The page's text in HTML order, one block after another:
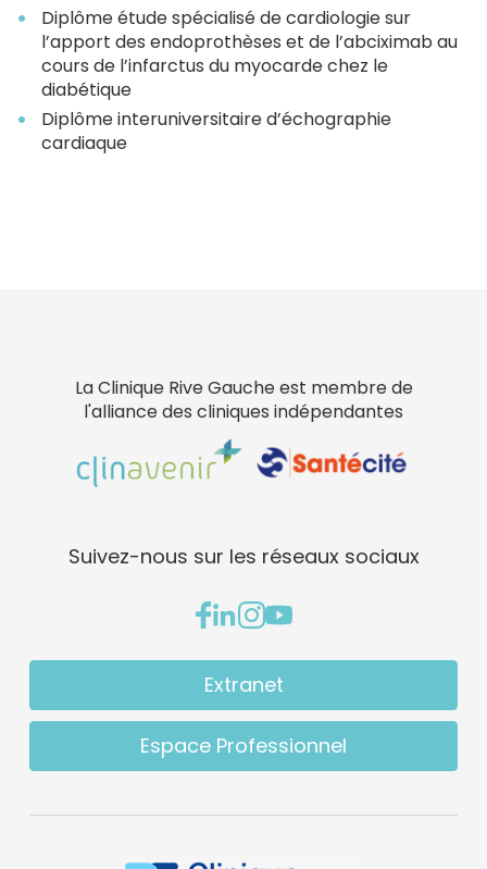
Diplôme étude spécialisé de cardiologie sur
l’apport des endoprothèses et de l’abciximab au
cours de l’infarctus du myocarde chez le
diabétique
Diplôme interuniversitaire d’échographie
cardiaque
La Clinique Rive Gauche est membre de
l'alliance des cliniques indépendantes
Suivez-nous sur les réseaux sociaux
Extranet
Espace Professionnel